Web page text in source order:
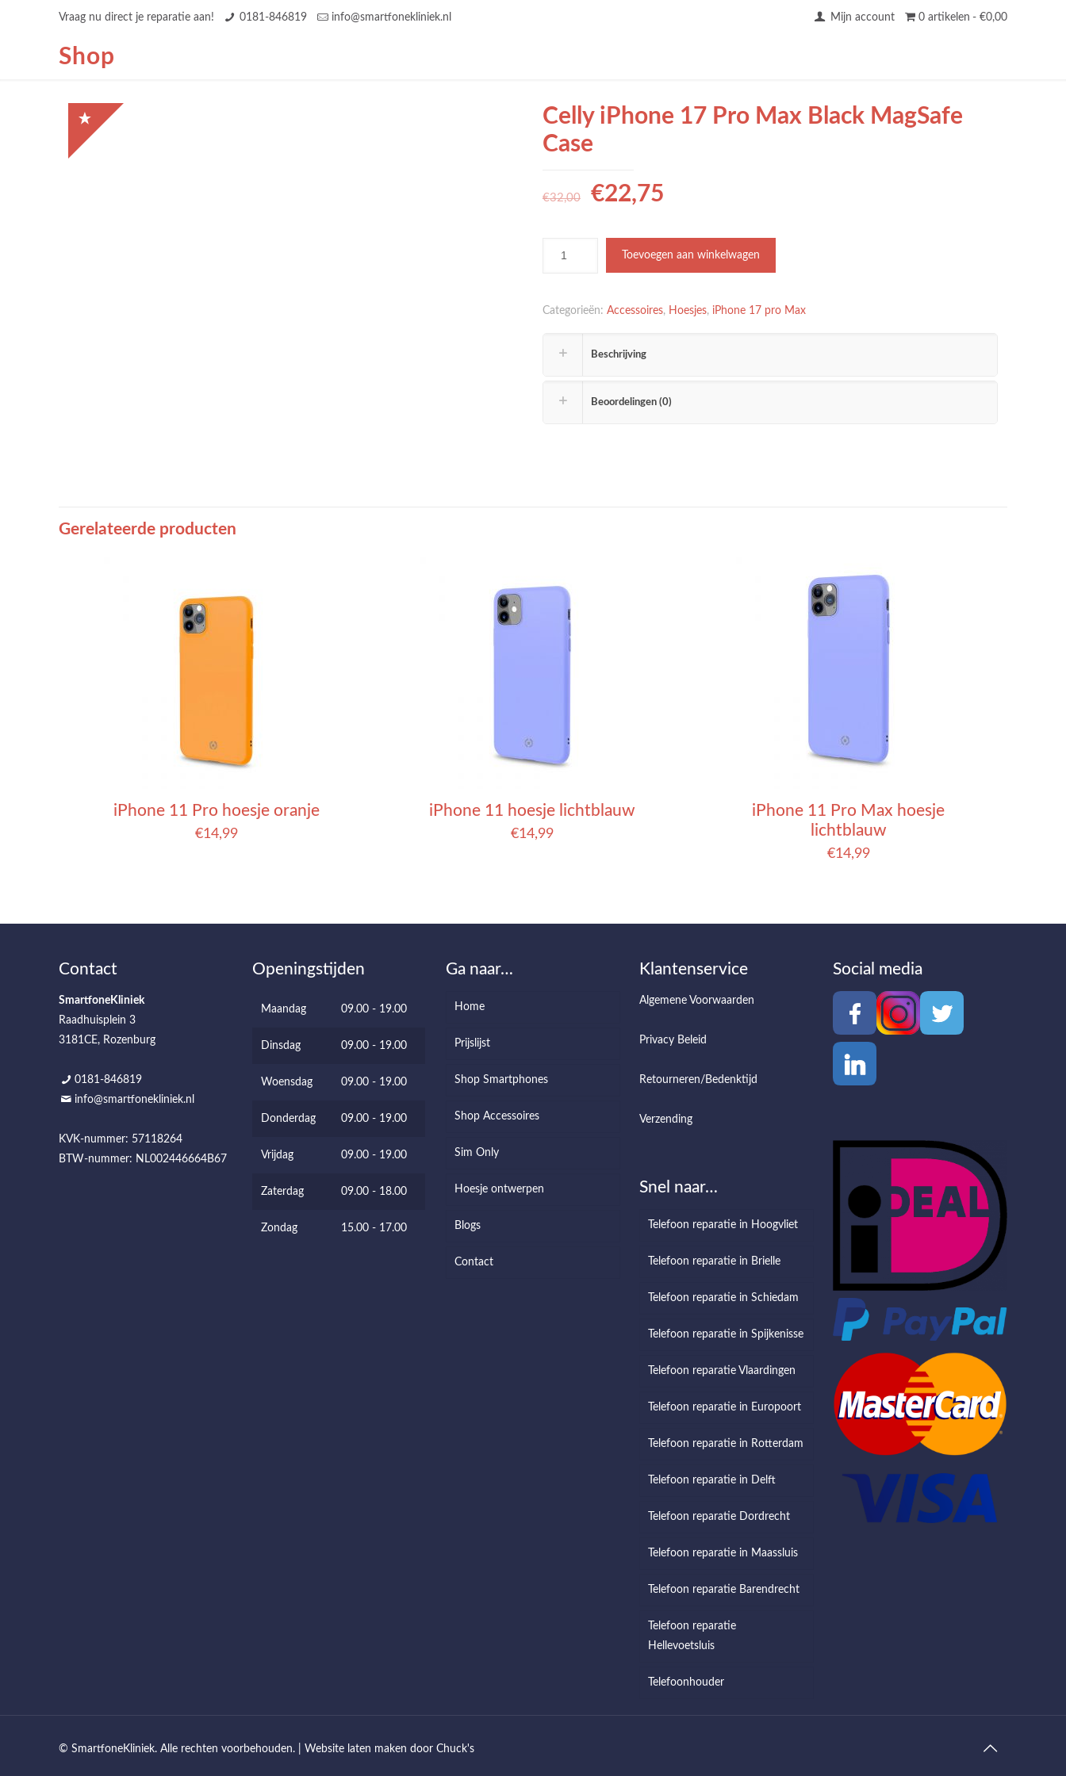
Vraag nu direct je reparatie aan! 0181-846819 info@smartfonekliniek.nl Mijn account 0 artikelen €0,00
Shop
Celly iPhone 17 Pro Max Black MagSafe
Case
€32,00 €22,75
Toevoegen aan winkelwagen
Categorieën: Accessoires, Hoesjes, iPhone 17 pro Max
Beschrijving
Beoordelingen (0)
Gerelateerde producten
iPhone 11 Pro hoesje oranje
€14,99
iPhone 11 hoesje lichtblauw
€14,99
iPhone 11 Pro Max hoesje
lichtblauw
€14,99
Contact
SmartfoneKliniek
Raadhuisplein 3
3181CE, Rozenburg
0181-846819
info@smartfonekliniek.nl
KVK-nummer: 57118264
BTW-nummer: NL002446664B67
Openingstijden
Maandag 09.00 - 19.00
Dinsdag 09.00 - 19.00
Woensdag 09.00 - 19.00
Donderdag 09.00 - 19.00
Vrijdag 09.00 - 19.00
Zaterdag 09.00 - 18.00
Zondag 15.00 - 17.00
Ga naar…
Home
Prijslijst
Shop Smartphones
Shop Accessoires
Sim Only
Hoesje ontwerpen
Blogs
Contact
Klantenservice
Algemene Voorwaarden
Privacy Beleid
Retourneren/Bedenktijd
Verzending
Snel naar…
Telefoon reparatie in Hoogvliet
Telefoon reparatie in Brielle
Telefoon reparatie in Schiedam
Telefoon reparatie in Spijkenisse
Telefoon reparatie Vlaardingen
Telefoon reparatie in Europoort
Telefoon reparatie in Rotterdam
Telefoon reparatie in Delft
Telefoon reparatie Dordrecht
Telefoon reparatie in Maassluis
Telefoon reparatie Barendrecht
Telefoon reparatie
Hellevoetsluis
Telefoonhouder
Social media
© SmartfoneKliniek. Alle rechten voorbehouden. | Website laten maken door Chuck's